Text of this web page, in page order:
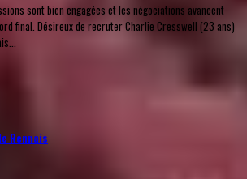
sont bien engagées et les négociations avancent
final. Désireux de recruter Charlie Cresswell (23 ans)
Rennais